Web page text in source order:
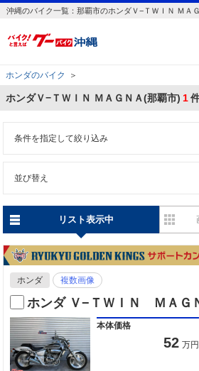
沖縄のバイク一覧：那覇市のホンダＶ−ＴＷＩＮ ＭＡ
ホンダのバイク ＞
ホンダＶ−ＴＷＩＮ ＭＡＧＮＡ(那覇市) 1
条件を指定して絞り込み
並び替え
リスト表示中
ホンダ 複数画像
ホンダ Ｖ−ＴＷＩＮ ＭＡＧ
本体価格
52 万円